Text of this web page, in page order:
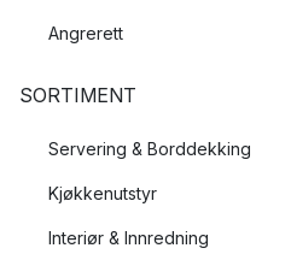
Angrerett
SORTIMENT
Servering & Borddekking
Kjøkkenutstyr
Interiør & Innredning